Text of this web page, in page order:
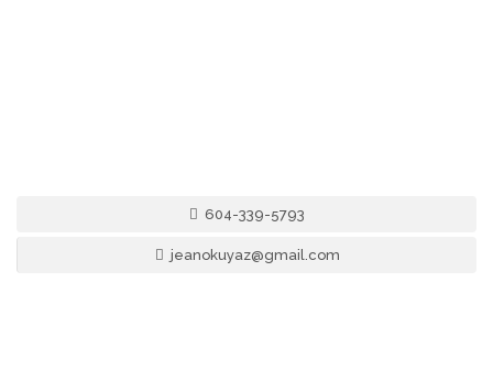
604-339-5793
jeanokuyaz@gmail.com